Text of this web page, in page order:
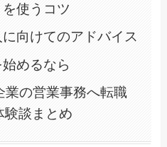
使うコツ
向けてのアドバイス
めるなら
の営業事務へ転職
験談まとめ